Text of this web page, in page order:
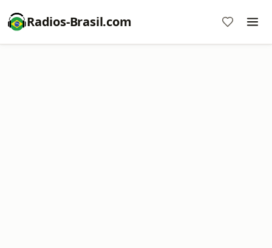
Radios-Brasil.com